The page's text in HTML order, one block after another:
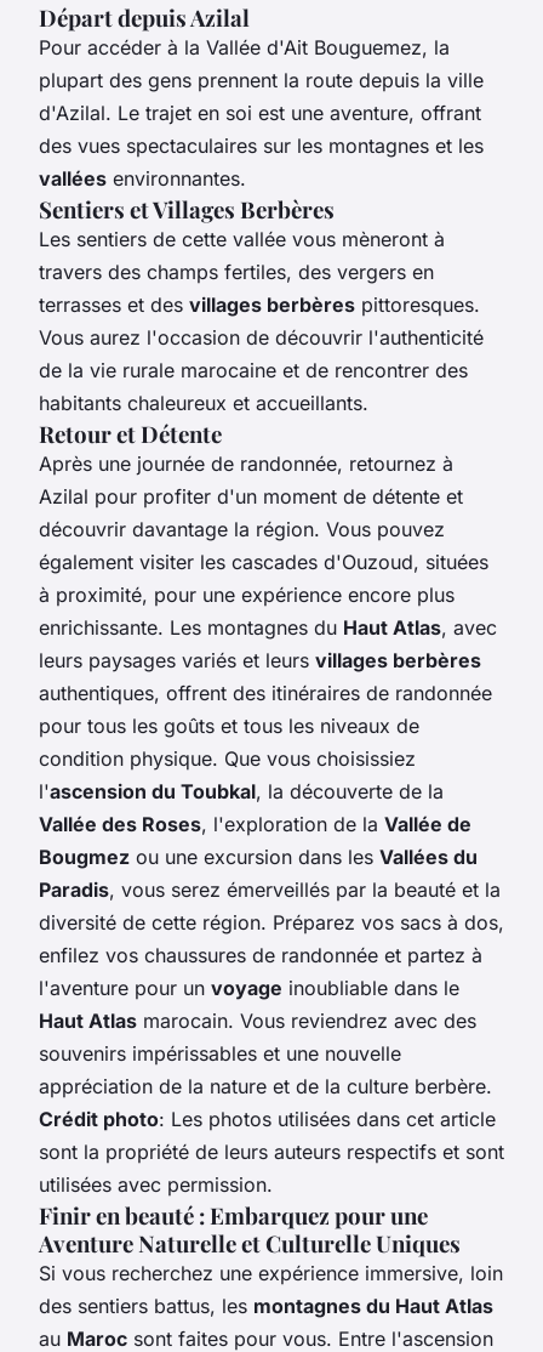
Départ depuis Azilal
Pour accéder à la Vallée d'Ait Bouguemez, la
plupart des gens prennent la route depuis la ville
d'Azilal. Le trajet en soi est une aventure, offrant
des vues spectaculaires sur les montagnes et les
vallées environnantes.
Sentiers et Villages Berbères
Les sentiers de cette vallée vous mèneront à
travers des champs fertiles, des vergers en
terrasses et des villages berbères pittoresques.
Vous aurez l'occasion de découvrir l'authenticité
de la vie rurale marocaine et de rencontrer des
habitants chaleureux et accueillants.
Retour et Détente
Après une journée de randonnée, retournez à
Azilal pour profiter d'un moment de détente et
découvrir davantage la région. Vous pouvez
également visiter les cascades d'Ouzoud, situées
à proximité, pour une expérience encore plus
enrichissante. Les montagnes du Haut Atlas, avec
leurs paysages variés et leurs villages berbères
authentiques, offrent des itinéraires de randonnée
pour tous les goûts et tous les niveaux de
condition physique. Que vous choisissiez
l'ascension du Toubkal, la découverte de la
Vallée des Roses, l'exploration de la Vallée de
Bougmez ou une excursion dans les Vallées du
Paradis, vous serez émerveillés par la beauté et la
diversité de cette région. Préparez vos sacs à dos,
enfilez vos chaussures de randonnée et partez à
l'aventure pour un voyage inoubliable dans le
Haut Atlas marocain. Vous reviendrez avec des
souvenirs impérissables et une nouvelle
appréciation de la nature et de la culture berbère.
Crédit photo: Les photos utilisées dans cet article
sont la propriété de leurs auteurs respectifs et sont
utilisées avec permission.
Finir en beauté : Embarquez pour une
Aventure Naturelle et Culturelle Uniques
Si vous recherchez une expérience immersive, loin
des sentiers battus, les montagnes du Haut Atlas
au Maroc sont faites pour vous. Entre l'ascension